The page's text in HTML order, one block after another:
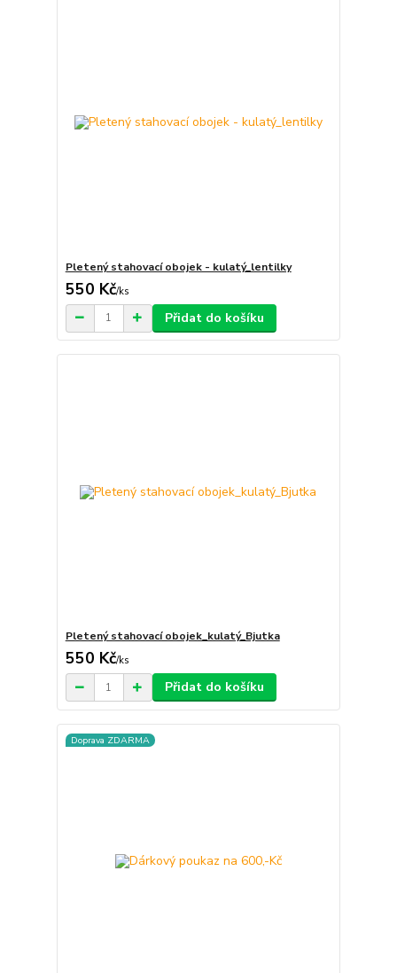
Pletený stahovací obojek - kulatý_lentilky
550 Kč/ks
Přidat do košíku
Pletený stahovací obojek_kulatý_Bjutka
550 Kč/ks
Přidat do košíku
Doprava ZDARMA